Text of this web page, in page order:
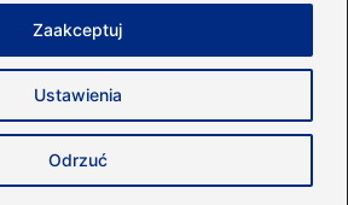
Ustawienia
Odrzuć
Zaakceptuj
© 2026 40minut.pl
użytkowania